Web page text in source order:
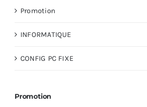
Promotion
INFORMATIQUE
CONFIG PC FIXE
Promotion